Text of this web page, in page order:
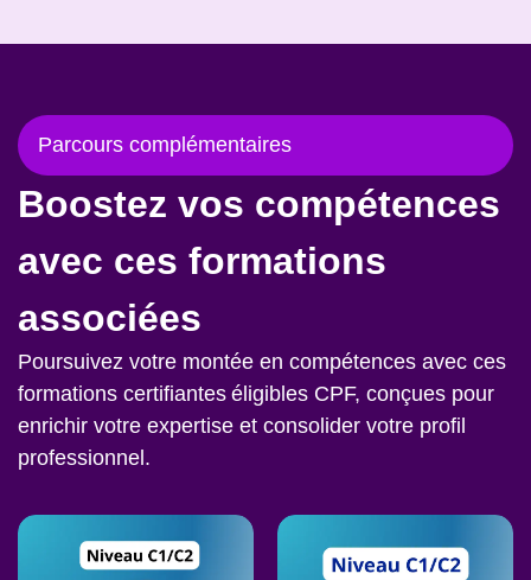
Parcours complémentaires
Boostez vos compétences
avec ces formations
associées
Poursuivez votre montée en compétences avec ces
formations certifiantes éligibles CPF, conçues pour
enrichir votre expertise et consolider votre profil
professionnel.